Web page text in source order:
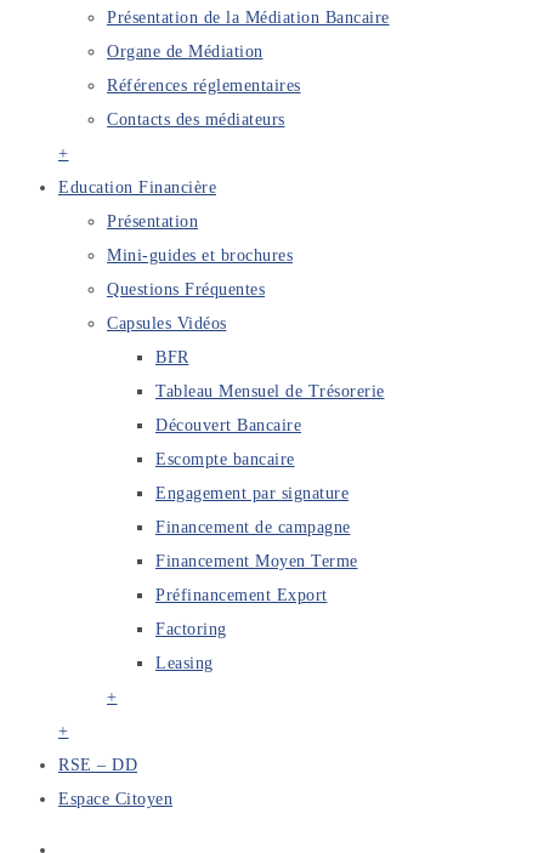
Présentation de la Médiation Bancaire
Organe de Médiation
Références réglementaires
Contacts des médiateurs
+
Education Financière
Présentation
Mini-guides et brochures
Questions Fréquentes
Capsules Vidéos
BFR
Tableau Mensuel de Trésorerie
Découvert Bancaire
Escompte bancaire
Engagement par signature
Financement de campagne
Financement Moyen Terme
Préfinancement Export
Factoring
Leasing
+
+
RSE – DD
Espace Citoyen